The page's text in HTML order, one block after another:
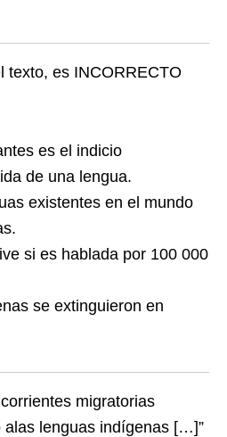
texto, es INCORRECTO
es el indicio
de una lengua.
existentes en el mundo
si es hablada por 100 000
se extinguieron en
migratorias
alas lenguas indígenas […]”